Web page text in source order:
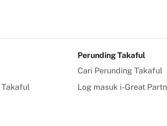
Takaful
Perunding Takaful
Cari Perunding Takaful
Log masuk i-Great